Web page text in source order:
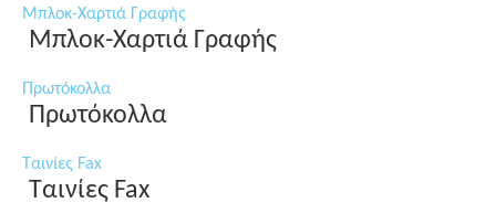
Μπλοκ-Χαρτιά Γραφής
Μπλοκ-Χαρτιά Γραφής
Πρωτόκολλα
Πρωτόκολλα
Ταινίες Fax
Ταινίες Fax